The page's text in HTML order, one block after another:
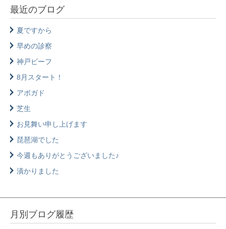
最近のブログ
夏ですから
早めの診察
神戸ビーフ
8月スタート！
アボガド
芝生
お見舞い申し上げます
琵琶湖でした
今週もありがとうございました♪
漬かりました
月別ブログ履歴